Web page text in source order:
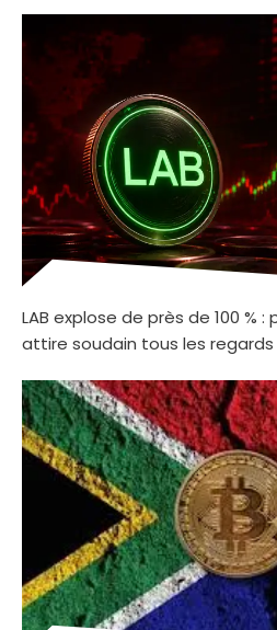
LAB explose de près de 100 %
attire soudain tous les regards